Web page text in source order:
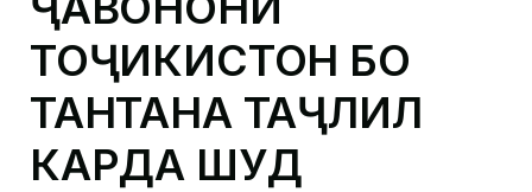
ТОҶИКИСТОН БО
ТАНТАНА ТАҶЛИЛ
КАРДА ШУД